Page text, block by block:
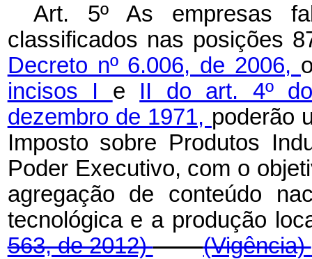
Art. 5º As empresas
classificados nas posições
Decreto nº 6.006, de 2006,
incisos I e II do art. 4º
dezembro de 1971, poderão
Imposto sobre Produtos
Poder Executivo, com o
agregação de conteúdo
tecnológica e a
563, de 2012)
(Vigência)